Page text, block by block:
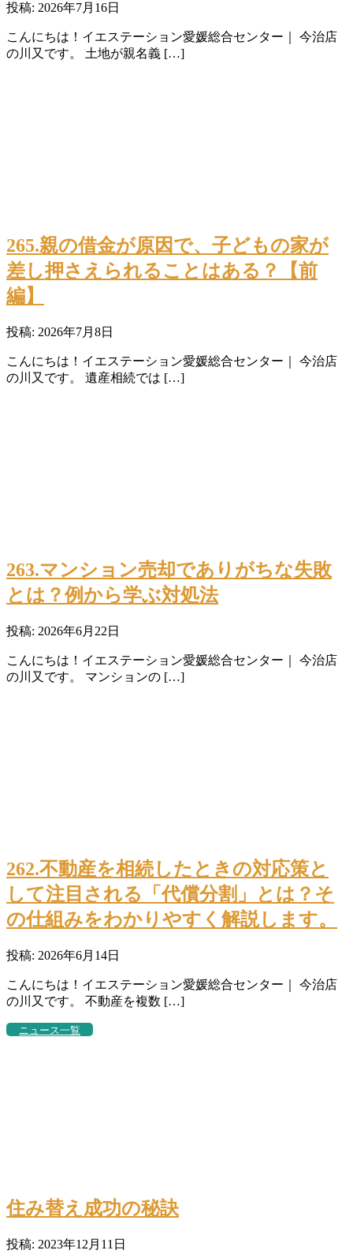
投稿: 2026年7月16日
こんにちは！イエステーション愛媛総合センター｜ 今治店
の川又です。 土地が親名義 […]
265.親の借金が原因で、子どもの家が
差し押さえられることはある？【前
編】
投稿: 2026年7月8日
こんにちは！イエステーション愛媛総合センター｜ 今治店
の川又です。 遺産相続では […]
263.マンション売却でありがちな失敗
とは？例から学ぶ対処法
投稿: 2026年6月22日
こんにちは！イエステーション愛媛総合センター｜ 今治店
の川又です。 マンションの […]
262.不動産を相続したときの対応策と
して注目される「代償分割」とは？そ
の仕組みをわかりやすく解説します。
投稿: 2026年6月14日
こんにちは！イエステーション愛媛総合センター｜ 今治店
の川又です。 不動産を複数 […]
ニュース一覧
住み替え成功の秘訣
投稿: 2023年12月11日